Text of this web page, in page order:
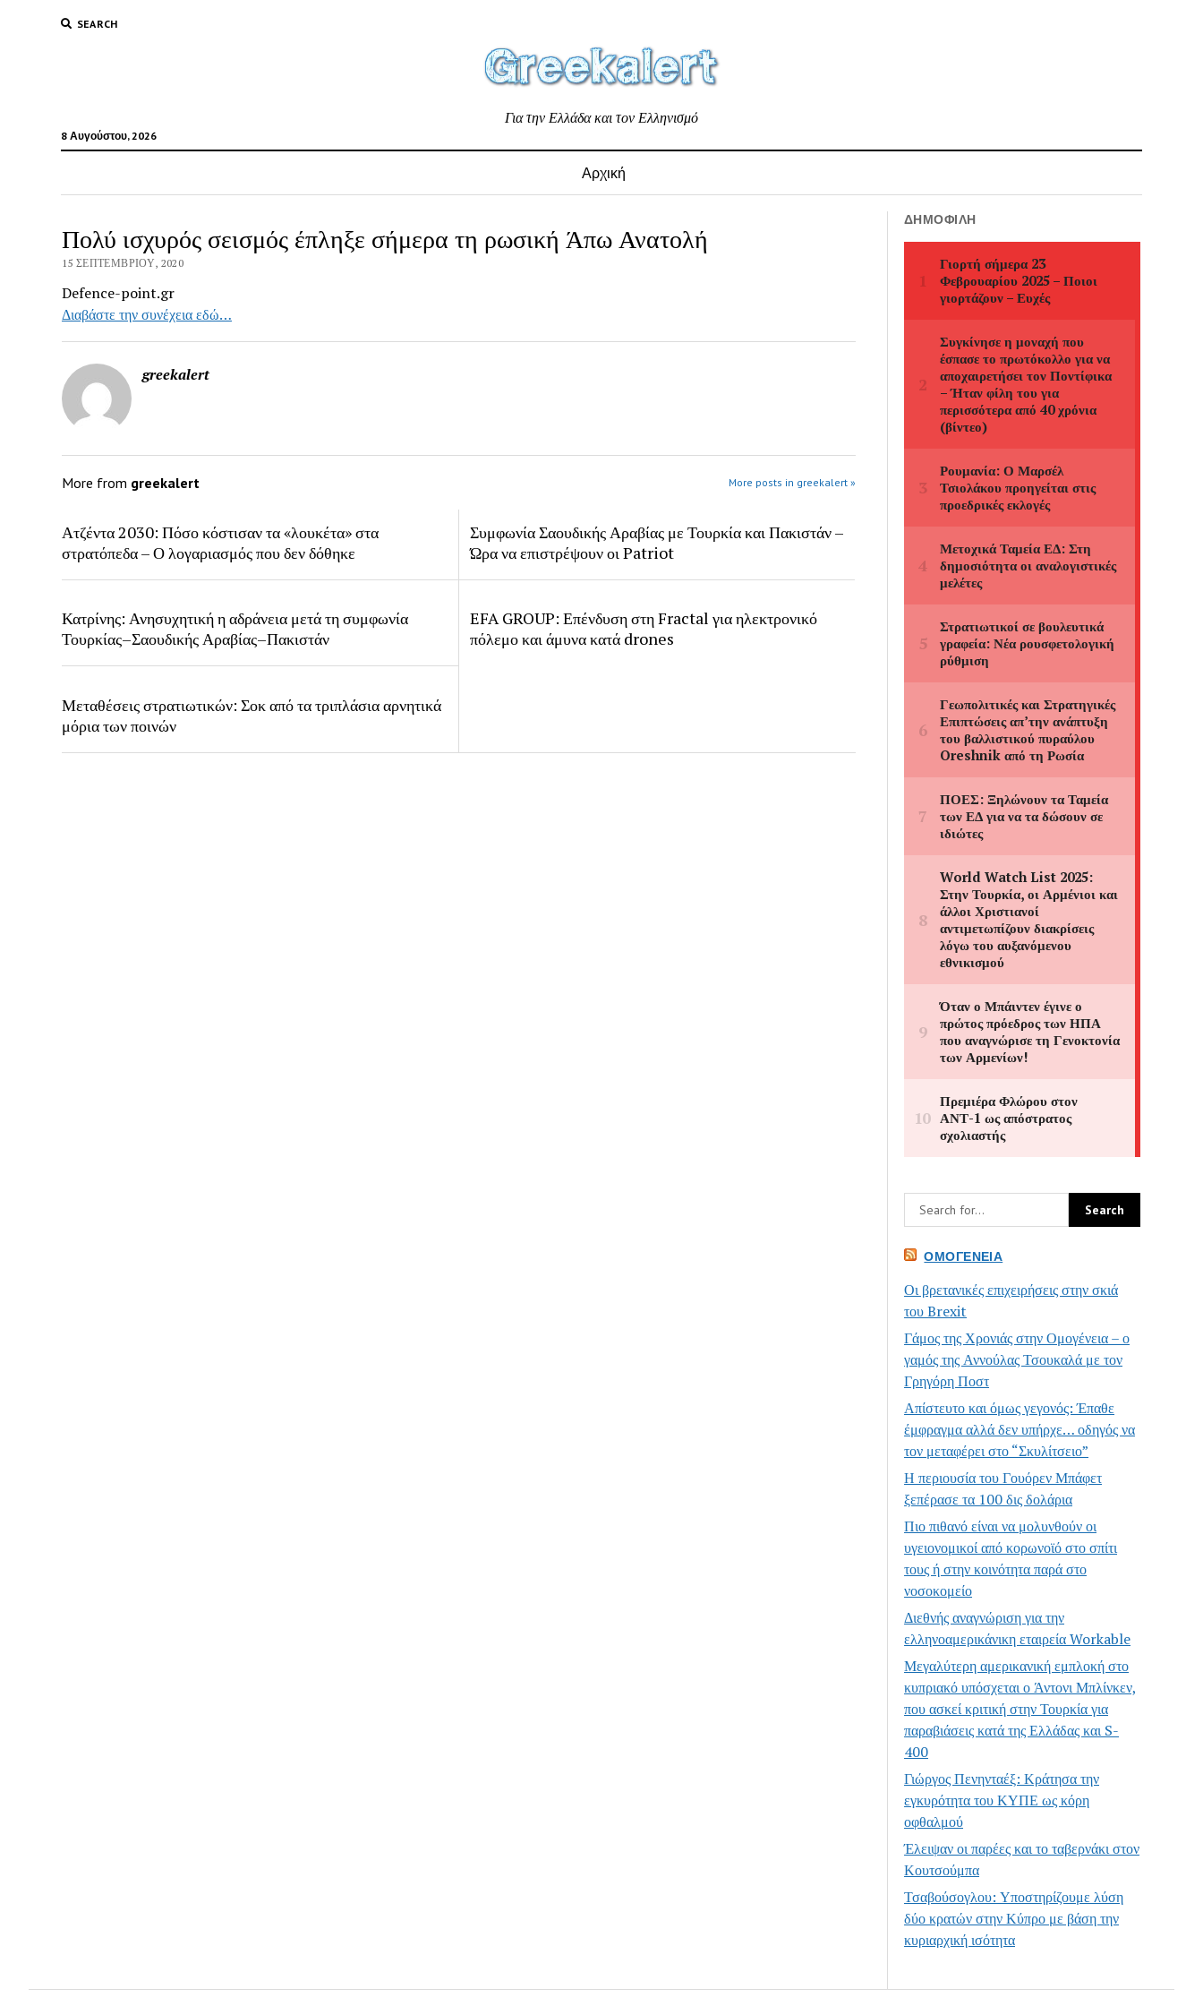
SEARCH
8 Αυγούστου, 2026
Για την Ελλάδα και τον Ελληνισμό
Αρχική
Πολύ ισχυρός σεισμός έπληξε σήμερα τη ρωσική Άπω Ανατολή
15 ΣΕΠΤΕΜΒΡΊΟΥ, 2020
Defence-point.gr
Διαβάστε την συνέχεια εδώ…
greekalert
More from greekalert More posts in greekalert »
Ατζέντα 2030: Πόσο κόστισαν τα «λουκέτα» στα
στρατόπεδα – Ο λογαριασμός που δεν δόθηκε
Συμφωνία Σαουδικής Αραβίας με Τουρκία και Πακιστάν –
Ώρα να επιστρέψουν οι Patriot
Κατρίνης: Ανησυχητική η αδράνεια μετά τη συμφωνία
Τουρκίας–Σαουδικής Αραβίας–Πακιστάν
EFA GROUP: Επένδυση στη Fractal για ηλεκτρονικό
πόλεμο και άμυνα κατά drones
Μεταθέσεις στρατιωτικών: Σοκ από τα τριπλάσια αρνητικά
μόρια των ποινών
ΔΗΜΟΦΙΛΉ
ΟΜΟΓΈΝΕΙΑ
Οι βρετανικές επιχειρήσεις στην σκιά
του Brexit
Γάμος της Χρονιάς στην Ομογένεια – ο
γαμός της Αννούλας Τσουκαλά με τον
Γρηγόρη Ποστ
Απίστευτο και όμως γεγονός: Έπαθε
έμφραγμα αλλά δεν υπήρχε… οδηγός να
τον μεταφέρει στο “Σκυλίτσειο”
Η περιουσία του Γουόρεν Μπάφετ
ξεπέρασε τα 100 δις δολάρια
Πιο πιθανό είναι να μολυνθούν οι
υγειονομικοί από κορωνοϊό στο σπίτι
τους ή στην κοινότητα παρά στο
νοσοκομείο
Διεθνής αναγνώριση για την
ελληνοαμερικάνικη εταιρεία Workable
Μεγαλύτερη αμερικανική εμπλοκή στο
κυπριακό υπόσχεται ο Άντονι Μπλίνκεν,
που ασκεί κριτική στην Τουρκία για
παραβιάσεις κατά της Ελλάδας και S-
400
Γιώργος Πενηνταέξ: Κράτησα την
εγκυρότητα του ΚΥΠΕ ως κόρη
οφθαλμού
Έλειψαν οι παρέες και το ταβερνάκι στον
Κουτσούμπα
Τσαβούσογλου: Υποστηρίζουμε λύση
δύο κρατών στην Κύπρο με βάση την
κυριαρχική ισότητα